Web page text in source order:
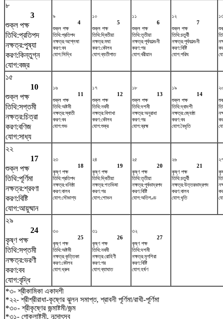
৮
3
শুক্ল পক্ষ
তিথি:প্রতিপদ
নক্ষত্র:পুষ্যা
করণ:কিন্তুগ্ন
যোগ:বজ্র
৯
4
শুক্ল পক্ষ
তিথি:প্রতিপদ
নক্ষত্র:অশ্লেষা
করণ:বব
যোগ:সিদ্ধি
১০
5
শুক্ল পক্ষ
তিথি:দ্বিতীয়া
নক্ষত্র:মঘা
করণ:কৌলব
যোগ:ব্যতীপাত
১১
6
শুক্ল পক্ষ
তিথি:তৃতীয়া
নক্ষত্র:পূর্বফাল্গুনী
করণ:গর
যোগ:বরীয়ান
১২
7
শুক্ল পক্ষ
তিথি:চতুর্থী
নক্ষত্র:পূর্বফাল্গুনী
করণ:বিষ্টি
যোগ:পরিঘ
১৫
10
শুক্ল পক্ষ
তিথি:সপ্তমী
নক্ষত্র:চিত্রা
করণ:বণিজ
যোগ:সাধ্য
১৬
11
শুক্ল পক্ষ
তিথি:অষ্টমী
নক্ষত্র:স্বাতী
করণ:বব
যোগ:শুভ
১৭
12
শুক্ল পক্ষ
তিথি:নবমী
নক্ষত্র:বিশাখা
করণ:কৌলব
যোগ:শুক্র
১৮
13
শুক্ল পক্ষ
তিথি:দশমী
নক্ষত্র:অনুরাধা
করণ:গর
যোগ:ব্রহ্ম
১৯
14
শুক্ল পক্ষ
তিথি:দ্বাদশী
নক্ষত্র:জ্যেষ্ঠা
করণ:বব
যোগ:বৈধৃতি
২২
17
শুক্ল পক্ষ
তিথি:পূর্ণিমা
নক্ষত্র:শ্রবণা
করণ:বিষ্টি
যোগ:আয়ুষ্মান
২৩
18
কৃষ্ণ পক্ষ
তিথি:প্রতিপদ
নক্ষত্র:ধনিষ্ঠা
করণ:বালব
যোগ:সৌভাগ্য
২৪
19
কৃষ্ণ পক্ষ
তিথি:দ্বিতীয়া
নক্ষত্র:শতভিষ‌া
করণ:গর
যোগ:শোভন
২৫
20
কৃষ্ণ পক্ষ
তিথি:তৃতীয়া
নক্ষত্র:পূর্বভাদ্রপদ
করণ:বিষ্টি
যোগ:অতিগণ্ড
২৬
21
কৃষ্ণ পক্ষ
তিথি:চতুর্থী
নক্ষত্র:উত্তরভাদ্রপদ
করণ:বালব
যোগ:ধৃতি
২৯
24
কৃষ্ণ পক্ষ
তিথি:সপ্তমী
নক্ষত্র:ভরণী
করণ:বব
যোগ:বৃদ্ধি
৩০
25
কৃষ্ণ পক্ষ
তিথি:অষ্টমী
নক্ষত্র:কৃত্তিকা
করণ:কৌলব
যোগ:ধ্রুব
৩১
26
কৃষ্ণ পক্ষ
তিথি:নবমী
নক্ষত্র:রোহিণী
করণ:গর
যোগ:ব্যাঘাত
৩২
27
কৃষ্ণ পক্ষ
তিথি:দশমী
নক্ষত্র:মৃগশিরা
করণ:বিষ্টি
যোগ:হর্ষণ
*৩- শ্রীকামিকা একাদশী
*২২- শ্রীশ্রীরাধা-কৃষ্ণের ঝুলন সমাপ্ত, শ্রাবনী পূর্ণিমা/রাখী-পূর্ণিমা
*৩০- শ্রীকৃষ্ণের জন্মাষ্টমী/জন্ম
*৩১- গোকুলাষ্টমী, নন্দোৎসব